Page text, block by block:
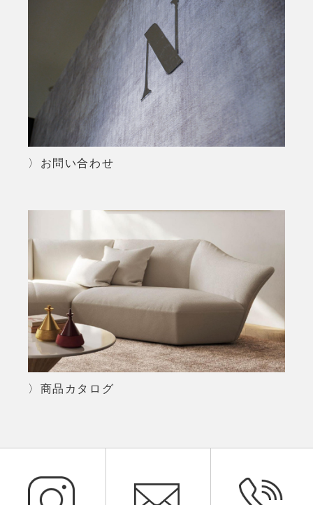
〉お問い合わせ
〉商品カタログ